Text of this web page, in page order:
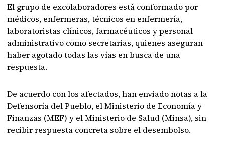
El grupo de excolaboradores está conformado por
médicos, enfermeras, técnicos en enfermería,
laboratoristas clínicos, farmacéuticos y personal
administrativo como secretarias, quienes aseguran
haber agotado todas las vías en busca de una
respuesta.
De acuerdo con los afectados, han enviado notas a la
Defensoría del Pueblo, el Ministerio de Economía y
Finanzas (MEF) y el Ministerio de Salud (Minsa), sin
recibir respuesta concreta sobre el desembolso.